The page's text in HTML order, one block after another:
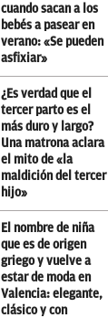
cuando sacan a los
bebés a pasear en
verano: «Se pueden
asfixiar»
¿Es verdad que el
tercer parto es el
más duro y largo?
Una matrona aclara
el mito de «la
maldición del tercer
hijo»
El nombre de niña
que es de origen
griego y vuelve a
estar de moda en
Valencia: elegante,
clásico y con